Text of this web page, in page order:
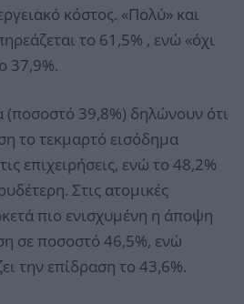
κόστος. «Πολύ» και
το 61,5% , ενώ «όχι
37,9%.
(ποσοστό 39,8%) δηλώνουν ότι
το τεκμαρτό εισόδημα
επιχειρήσεις, ενώ το 48,2%
Στις ατομικές
πιο ενισχυμένη η άποψη
σε ποσοστό 46,5%, ενώ
την επίδραση το 43,6%.